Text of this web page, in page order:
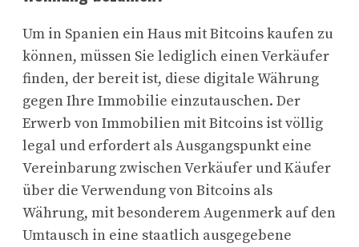
Um in Spanien ein Haus mit Bitcoins kaufen zu
können, müssen Sie lediglich einen Verkäufer
finden, der bereit ist, diese digitale Währung
gegen Ihre Immobilie einzutauschen. Der
Erwerb von Immobilien mit Bitcoins ist völlig
legal und erfordert als Ausgangspunkt eine
Vereinbarung zwischen Verkäufer und Käufer
über die Verwendung von Bitcoins als
Währung, mit besonderem Augenmerk auf den
Umtausch in eine staatlich ausgegebene